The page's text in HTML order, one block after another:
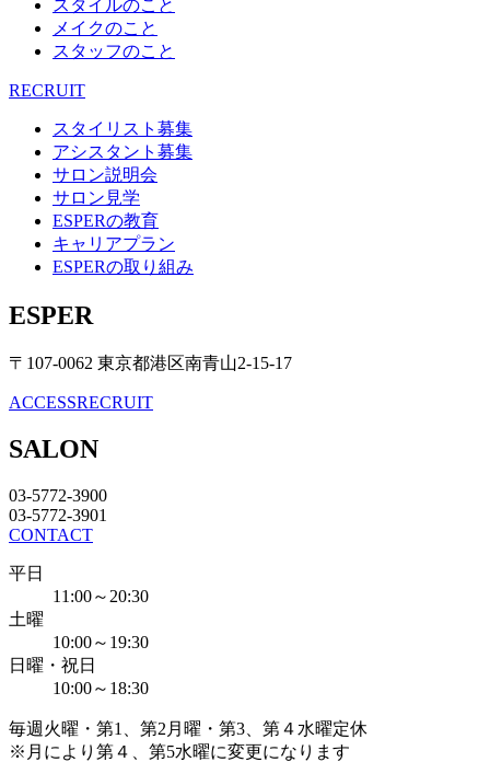
スタイルのこと
メイクのこと
スタッフのこと
RECRUIT
スタイリスト募集
アシスタント募集
サロン説明会
サロン見学
ESPERの教育
キャリアプラン
ESPERの取り組み
ESPER
〒107-0062 東京都港区南青山2-15-17
ACCESSRECRUIT
SALON
03-5772-3900
03-5772-3901
CONTACT
平日
11:00～20:30
土曜
10:00～19:30
日曜・祝日
10:00～18:30
毎週火曜・第1、第2月曜・第3、第４水曜定休
※月により第４、第5水曜に変更になります